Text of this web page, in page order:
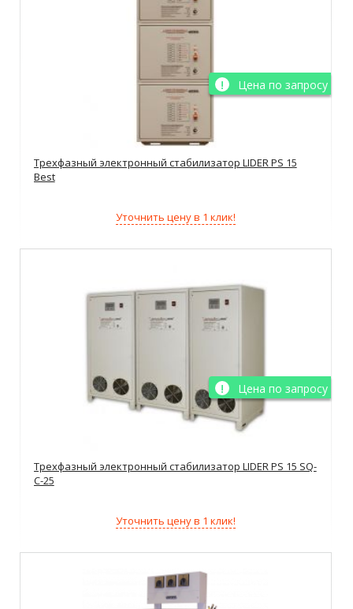
Цена по запросу
Трехфазный электронный стабилизатор LIDER PS 15
Best
Уточнить цену в 1 клик!
Цена по запросу
Трехфазный электронный стабилизатор LIDER PS 15 SQ-
C-25
Уточнить цену в 1 клик!